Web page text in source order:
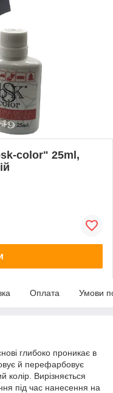
color" 25ml,
Оплата Умови
глибоко проникає в
й перефарбовує
колір. Вирізняється
під час нанесення на